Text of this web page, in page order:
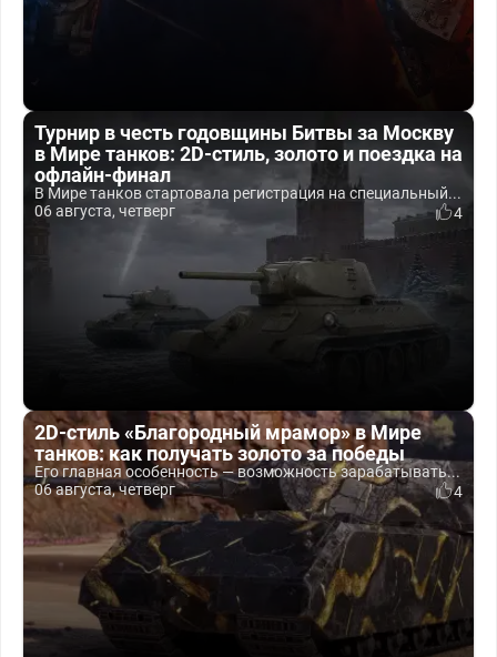
Турнир в честь годовщины Битвы за Москву
в Мире танков: 2D-стиль, золото и поездка на
офлайн-финал
В Мире танков стартовала регистрация на специальный...
06 августа, четверг
4
2D-стиль «Благородный мрамор» в Мире
танков: как получать золото за победы
Его главная особенность — возможность зарабатывать...
06 августа, четверг
4